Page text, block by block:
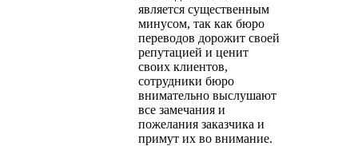
является существенным
минусом, так как бюро
переводов дорожит своей
репутацией и ценит
своих клиентов,
сотрудники бюро
внимательно выслушают
все замечания и
пожелания заказчика и
примут их во внимание.